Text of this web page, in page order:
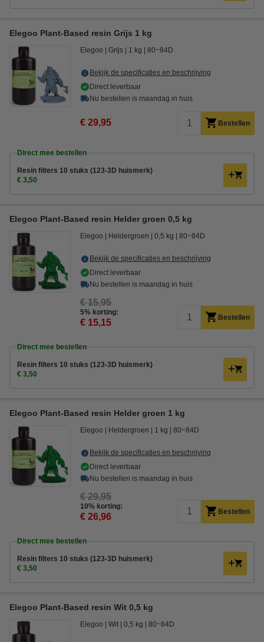
Elegoo Plant-Based resin Grijs 1 kg
Elegoo Grijs 1 kg 80~84D
Bekijk de specificaties en beschrijving
Direct leverbaar
Nu bestellen is maandag in huis
€ 29,95 Bestellen
Direct mee bestellen
Resin filters 10 stuks (123-3D huismerk)
€ 3,50
Elegoo Plant-Based resin Helder groen 0,5 kg
Elegoo Heldergroen 0,5 kg 80~84D
Bekijk de specificaties en beschrijving
Direct leverbaar
Nu bestellen is maandag in huis
€ 15,95
5% korting:
€ 15,15 Bestellen
Direct mee bestellen
Resin filters 10 stuks (123-3D huismerk)
€ 3,50
Elegoo Plant-Based resin Helder groen 1 kg
Elegoo Heldergroen 1 kg 80~84D
Bekijk de specificaties en beschrijving
Direct leverbaar
Nu bestellen is maandag in huis
€ 29,95
10% korting:
€ 26,96 Bestellen
Direct mee bestellen
Resin filters 10 stuks (123-3D huismerk)
€ 3,50
Elegoo Plant-Based resin Wit 0,5 kg
Elegoo Wit 0,5 kg 80~84D